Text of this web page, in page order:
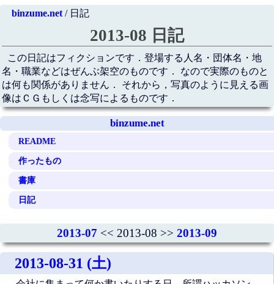
binzume.net/ 日記
2013-08 日記
この日記はフィクションです．登場する人名・団体名・地
名・職業などはぜんぶ架空のものです． なので実際のものと
は何も関係がありません． それから，写真のように見える画
像はＣＧもしくは念写によるものです．
binzume.net
README
作ったもの
書庫
日記
2013-07 << 2013-08 >> 2013-09
2013-08-31 (土)